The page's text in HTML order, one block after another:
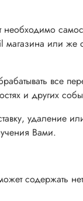
магазина или
все
и других
удаление
Вами.
содержать